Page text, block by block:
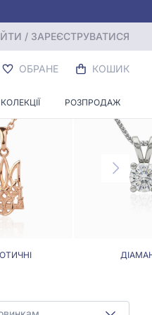
/ ЗАРЕЄСТРУВАТИСЯ
ОБРАНЕ КОШИК
КОЛЕКЦІЇ РОЗПРОДАЖ